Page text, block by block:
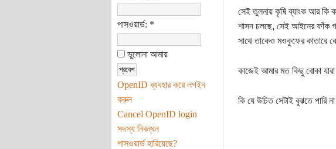
পাসওয়ার্ড: *
ভুলোনা আমায়
OpenID ব্যবহার করে লগইন
করুন
Cancel OpenID login
সদস্য নিবন্ধন
পাসওয়ার্ড হারিয়েছে?
সেই তুলনায় কৃষি ব্যাংক আর কি
শাসন চলছে, সেই আইনের ফাঁক
সাথে তাকেও মওকুফের কাতারে
কাজেই আমার মত কিছু বোকা যারা
কি যে উচিত সেটাই বুঝতে পারি